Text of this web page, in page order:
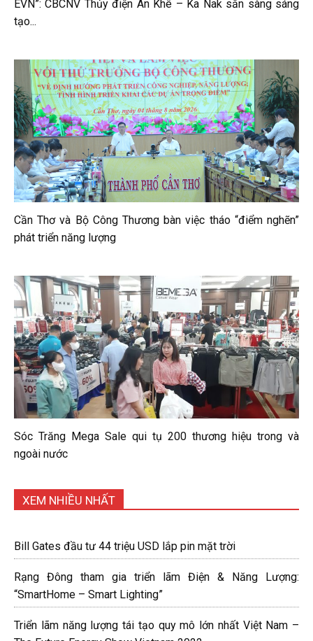
EVN”: CBCNV Thủy điện An Khê – Ka Nak sẵn sàng sáng
tạo...
Cần Thơ và Bộ Công Thương bàn việc tháo “điểm nghẽn”
phát triển năng lượng
Sóc Trăng Mega Sale qui tụ 200 thương hiệu trong và
ngoài nước
XEM NHIỀU NHẤT
Bill Gates đầu tư 44 triệu USD lắp pin mặt trời
Rạng Đông tham gia triển lãm Điện & Năng Lượng:
“SmartHome – Smart Lighting”
Triển lãm năng lượng tái tạo quy mô lớn nhất Việt Nam –